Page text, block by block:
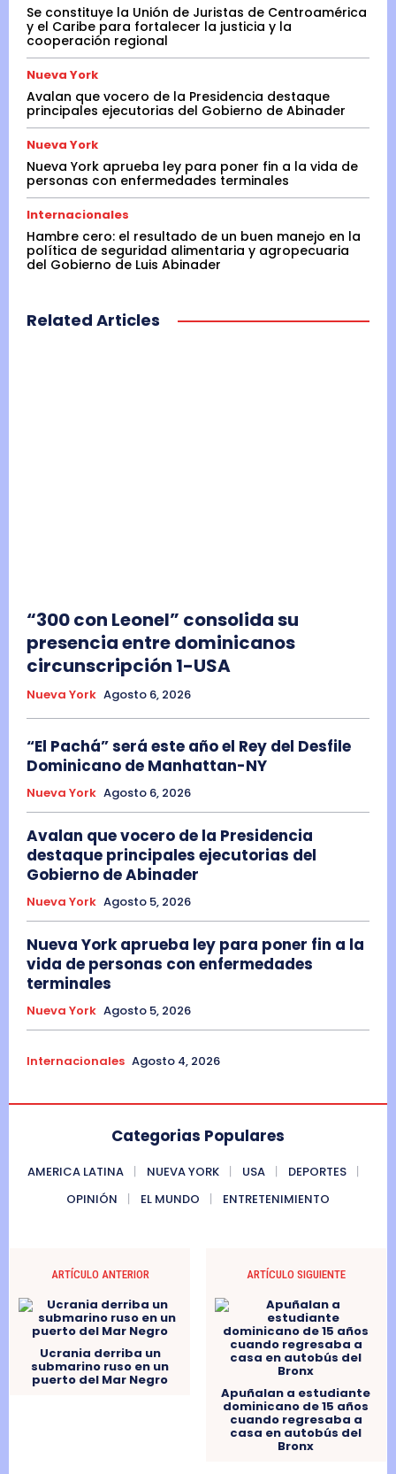
Se constituye la Unión de Juristas de Centroamérica
y el Caribe para fortalecer la justicia y la
cooperación regional
Nueva York
Avalan que vocero de la Presidencia destaque
principales ejecutorias del Gobierno de Abinader
Nueva York
Nueva York aprueba ley para poner fin a la vida de
personas con enfermedades terminales
Internacionales
Hambre cero: el resultado de un buen manejo en la
política de seguridad alimentaria y agropecuaria
del Gobierno de Luis Abinader
Related Articles
“300 con Leonel” consolida su
presencia entre dominicanos
circunscripción 1-USA
Nueva York Agosto 6, 2026
“El Pachá” será este año el Rey del Desfile
Dominicano de Manhattan-NY
Nueva York Agosto 6, 2026
Avalan que vocero de la Presidencia
destaque principales ejecutorias del
Gobierno de Abinader
Nueva York Agosto 5, 2026
Nueva York aprueba ley para poner fin a la
vida de personas con enfermedades
terminales
Nueva York Agosto 5, 2026
Internacionales Agosto 4, 2026
Categorias Populares
AMERICA LATINA NUEVA YORK USA
DEPORTES
OPINIÓN
EL MUNDO ENTRETENIMIENTO
ARTÍCULO ANTERIOR
Ucrania derriba un
submarino ruso en un
puerto del Mar Negro
ARTÍCULO SIGUIENTE
Apuñalan a estudiante
dominicano de 15 años
cuando regresaba a
casa en autobús del
Bronx